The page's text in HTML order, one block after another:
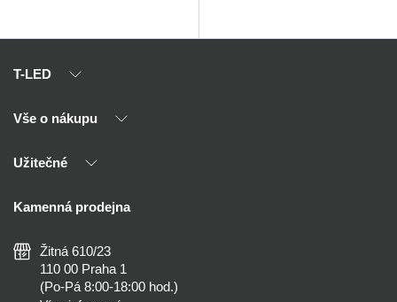
T-LED
O nás
Kontakty
Vše o nákupu
Výhody T-LED
Montáž
Nejčastější dotazy
Než koupíte
Osvětlení dle místnosti
Užitečné
Reklamace a vrácení
Zásady ochrany soukromí
Nastavení cookies
Kamenná prodejna
Žitná 610/23
110 00 Praha 1
(Po-Pá 8:00-18:00 hod.)